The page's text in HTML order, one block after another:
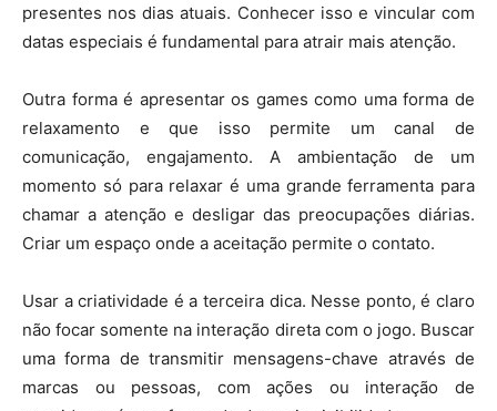
presentes nos dias atuais. Conhecer isso e vincular com
datas especiais é fundamental para atrair mais atenção.
Outra forma é apresentar os games como uma forma de
relaxamento e que isso permite um canal de
comunicação, engajamento. A ambientação de um
momento só para relaxar é uma grande ferramenta para
chamar a atenção e desligar das preocupações diárias.
Criar um espaço onde a aceitação permite o contato.
Usar a criatividade é a terceira dica. Nesse ponto, é claro
não focar somente na interação direta com o jogo. Buscar
uma forma de transmitir mensagens-chave através de
marcas ou pessoas, com ações ou interação de